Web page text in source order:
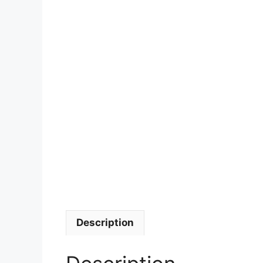
Description